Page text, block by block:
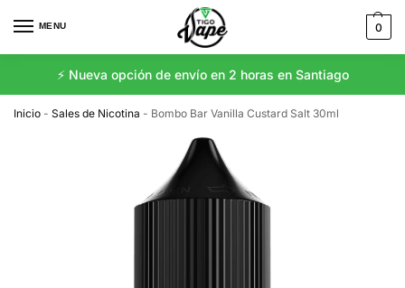
MENU 0
⚡️ Nueva opción de envío en 2 horas en Santiago
Inicio - Sales de Nicotina - Bombo Bar Vanilla Custard Salt 30ml